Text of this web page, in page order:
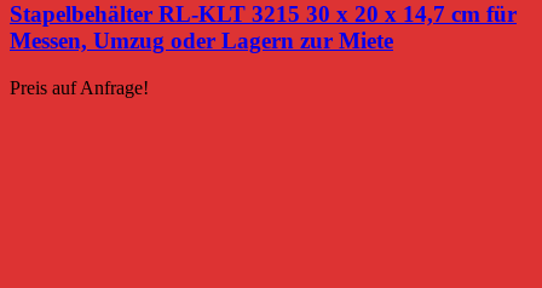
Stapelbehälter RL-KLT 3215 30 x 20 x 14,7 cm für
Messen, Umzug oder Lagern zur Miete
Preis auf Anfrage!